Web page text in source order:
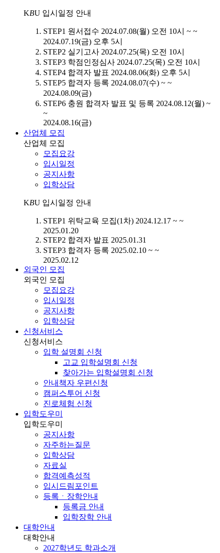
KBU 입시일정 안내
STEP1 원서접수 2024.07.08(월) 오전 10시 ~ ~
2024.07.19(금) 오후 5시
STEP2 실기고사 2024.07.25(목) 오전 10시
STEP3 학점인정심사 2024.07.25(목) 오전 10시
STEP4 합격자 발표 2024.08.06(화) 오후 5시
STEP5 합격자 등록 2024.08.07(수) ~ ~
2024.08.09(금)
STEP6 충원 합격자 발표 및 등록 2024.08.12(월) ~
~
2024.08.16(금)
산업체 모집
산업체 모집
모집요강
입시일정
공지사항
입학상담
KBU 입시일정 안내
STEP1 위탁교육 모집(1차) 2024.12.17 ~ ~
2025.01.20
STEP2 합격자 발표 2025.01.31
STEP3 합격자 등록 2025.02.10 ~ ~
2025.02.12
외국인 모집
외국인 모집
모집요강
입시일정
공지사항
입학상담
신청서비스
신청서비스
입학 설명회 신청
고교 입학설명회 신청
찾아가는 입학설명회 신청
안내책자 우편신청
캠퍼스투어 신청
진로체험 신청
입학도우미
입학도우미
공지사항
자주하는질문
입학상담
자료실
합격예측성적
입시드림포인트
등록ㆍ장학안내
등록금 안내
입학장학 안내
대학안내
대학안내
2027학년도 학과소개